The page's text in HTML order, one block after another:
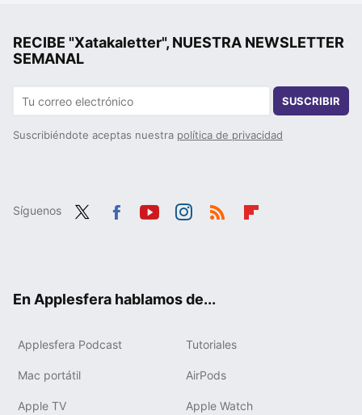
RECIBE "Xatakaletter", NUESTRA NEWSLETTER
SEMANAL
SUSCRIBIR
Suscribiéndote aceptas nuestra política de privacidad
Síguenos
En Applesfera hablamos de...
Applesfera Podcast Tutoriales
Mac portátil AirPods
Apple TV Apple Watch